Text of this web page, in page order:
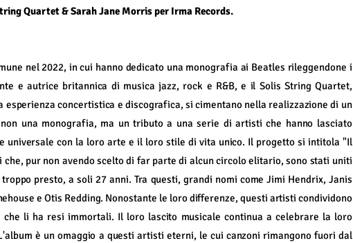
Quartet & Sarah Jane Morris per Irma Records.
nel 2022, in cui hanno dedicato una monografia ai Beatles rileggendone i
e autrice britannica di musica jazz, rock e R&B, e il Solis String Quartet,
esperienza concertistica e discografica, si cimentano nella realizzazione di un
una monografia, ma un tributo a una serie di artisti che hanno lasciato
universale con la loro arte e il loro stile di vita unico. Il progetto si intitola "Il
pur non avendo scelto di far parte di alcun circolo elitario, sono stati uniti
presto, a soli 27 anni. Tra questi, grandi nomi come Jimi Hendrix, Janis
e Otis Redding. Nonostante le loro differenze, questi artisti condividono
che li ha resi immortali. Il loro lascito musicale continua a celebrare la loro
è un omaggio a questi artisti eterni, le cui canzoni rimangono fuori dal